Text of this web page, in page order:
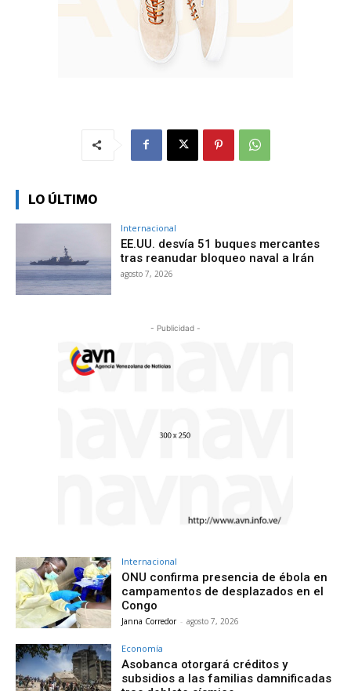
LO ÚLTIMO
Internacional
EE.UU. desvía 51 buques mercantes
tras reanudar bloqueo naval a Irán
agosto 7, 2026
- Publicidad -
Internacional
ONU confirma presencia de ébola en
campamentos de desplazados en el
Congo
Janna Corredor - agosto 7, 2026
Economía
Asobanca otorgará créditos y
subsidios a las familias damnificadas